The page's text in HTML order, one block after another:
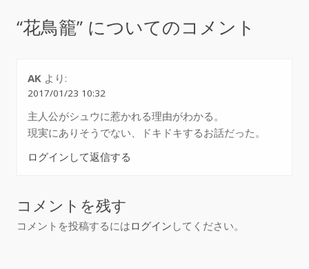
o
“花鳥籠” についてのコメント
AK より:
2017/01/23 10:32
主人公がシュウに惹かれる理由がわかる。
現実にありそうでない、ドキドキするお話だった。
ログインして返信する
コメントを残す
コメントを投稿するにはログイン してください。